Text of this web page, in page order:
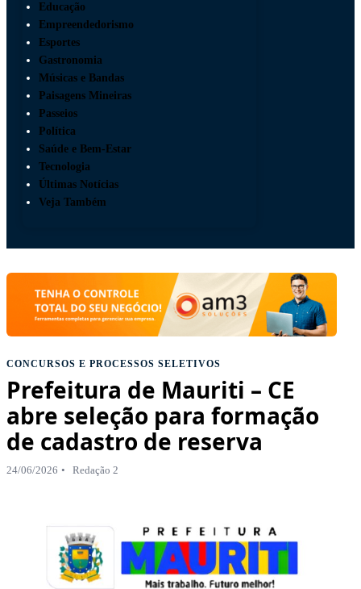
Educação
Empreendedorismo
Esportes
Gastronomia
Músicas e Bandas
Paisagens Mineiras
Passeios
Política
Saúde e Bem-Estar
Tecnologia
Últimas Notícias
Veja Também
CONCURSOS E PROCESSOS SELETIVOS
Prefeitura de Mauriti – CE
abre seleção para formação
de cadastro de reserva
24/06/2026 Redação 2